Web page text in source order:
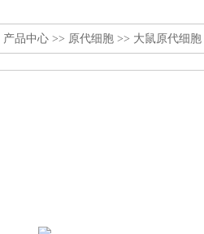
产品中心 >> 原代细胞 >> 大鼠原代细胞